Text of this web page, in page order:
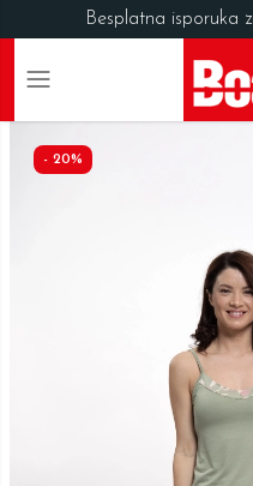
Besplatna isporuka
- 20%